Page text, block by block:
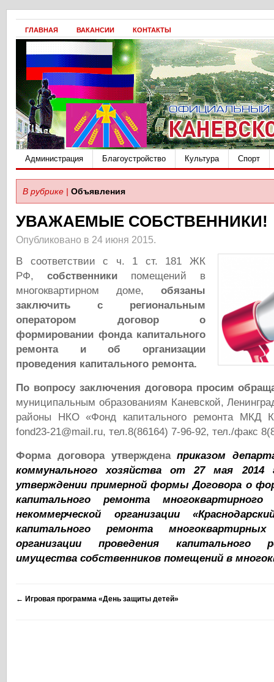
ГЛАВНАЯ ВАКАНСИИ КОНТАКТЫ
Администрация Благоустройство Культура Спорт
В рубрике | Объявления
УВАЖАЕМЫЕ СОБСТВЕННИКИ!
Опубликовано в 24 июня 2015.
В соответствии с ч. 1 ст. 181 ЖК
РФ, собственники помещений в
многоквартирном доме, обязаны
заключить с региональным
оператором договор о
формировании фонда капитального
ремонта и об организации
проведения капитального ремонта.
По вопросу заключения договора просим
муниципальным образованиям Каневской,
районы НКО «Фонд капитального ремонта МКД
fond23-21@mail.ru, тел.8(86164) 7-96-92, тел./факс
Форма договора утвержденаприказом
коммунального хозяйства от 27 мая
утверждении примерной формы Договора о
капитального ремонта
некоммерческой организации
капитального ремонта
организации проведения капитального
имущества собственников помещений в
← Игровая программа «День защиты детей»